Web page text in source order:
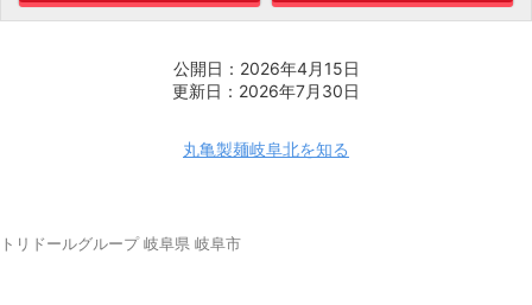
公開日：2026年4月15日
更新日：2026年7月30日
丸亀製麺岐阜北を知る
トリドールグループ 岐阜県 岐阜市